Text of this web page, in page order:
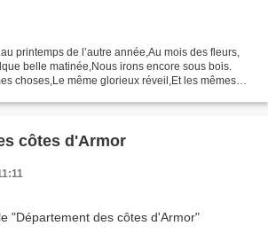
printemps de l’autre année,Au mois des fleurs,
belle matinée,Nous irons encore sous bois.
choses,Le même glorieux réveil,Et les mêmes
côtes d'Armor